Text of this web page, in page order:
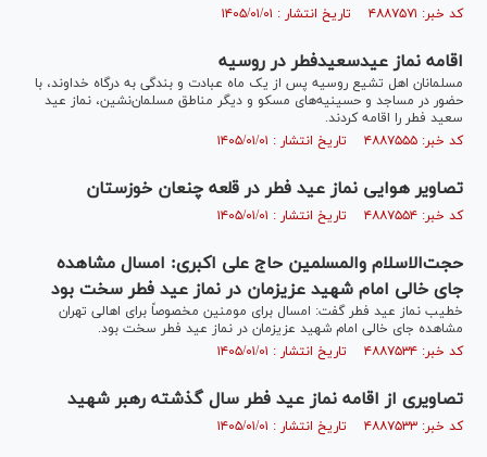
کد خبر: ۴۸۸۷۵۷۱ تاریخ انتشار : ۱۴۰۵/۰۱/۰۱
اقامه نماز عیدسعیدفطر در روسیه
مسلمانان اهل تشیع روسیه پس از یک ماه عبادت و بندگی به درگاه خداوند، با
حضور در مساجد و حسینیه‌های مسکو و دیگر مناطق مسلمان‌نشین، نماز عید
سعید فطر را اقامه کردند.
کد خبر: ۴۸۸۷۵۵۵ تاریخ انتشار : ۱۴۰۵/۰۱/۰۱
تصاویر هوايی نماز عید فطر در قلعه چنعان خوزستان
کد خبر: ۴۸۸۷۵۵۴ تاریخ انتشار : ۱۴۰۵/۰۱/۰۱
حجت‌الاسلام والمسلمین حاج علی اکبری: امسال مشاهده
جای خالی امام شهید عزیزمان در نماز عید فطر سخت بود
خطیب نماز عید فطر گفت: امسال برای مومنین مخصوصاً برای اهالی تهران
مشاهده جای خالی امام شهید عزیزمان در نماز عید فطر سخت بود.
کد خبر: ۴۸۸۷۵۳۴ تاریخ انتشار : ۱۴۰۵/۰۱/۰۱
تصاویری از اقامه نماز عید فطر سال گذشته رهبر شهید
کد خبر: ۴۸۸۷۵۳۳ تاریخ انتشار : ۱۴۰۵/۰۱/۰۱